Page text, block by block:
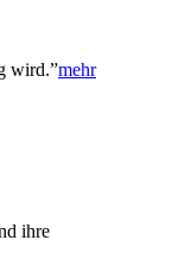
wird.”mehr
ihre